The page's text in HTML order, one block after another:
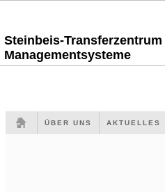
Steinbeis-Transferzentrum
Managementsysteme
ÜBER UNS AKTUELLES